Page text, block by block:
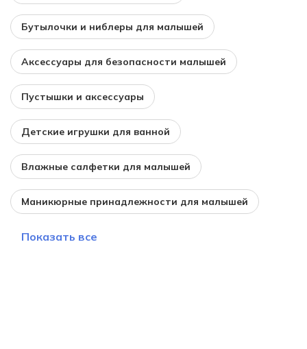
Бутылочки и ниблеры для малышей
Аксессуары для безопасности малышей
Пустышки и аксессуары
Детские игрушки для ванной
Влажные салфетки для малышей
Маникюрные принадлежности для малышей
Показать все